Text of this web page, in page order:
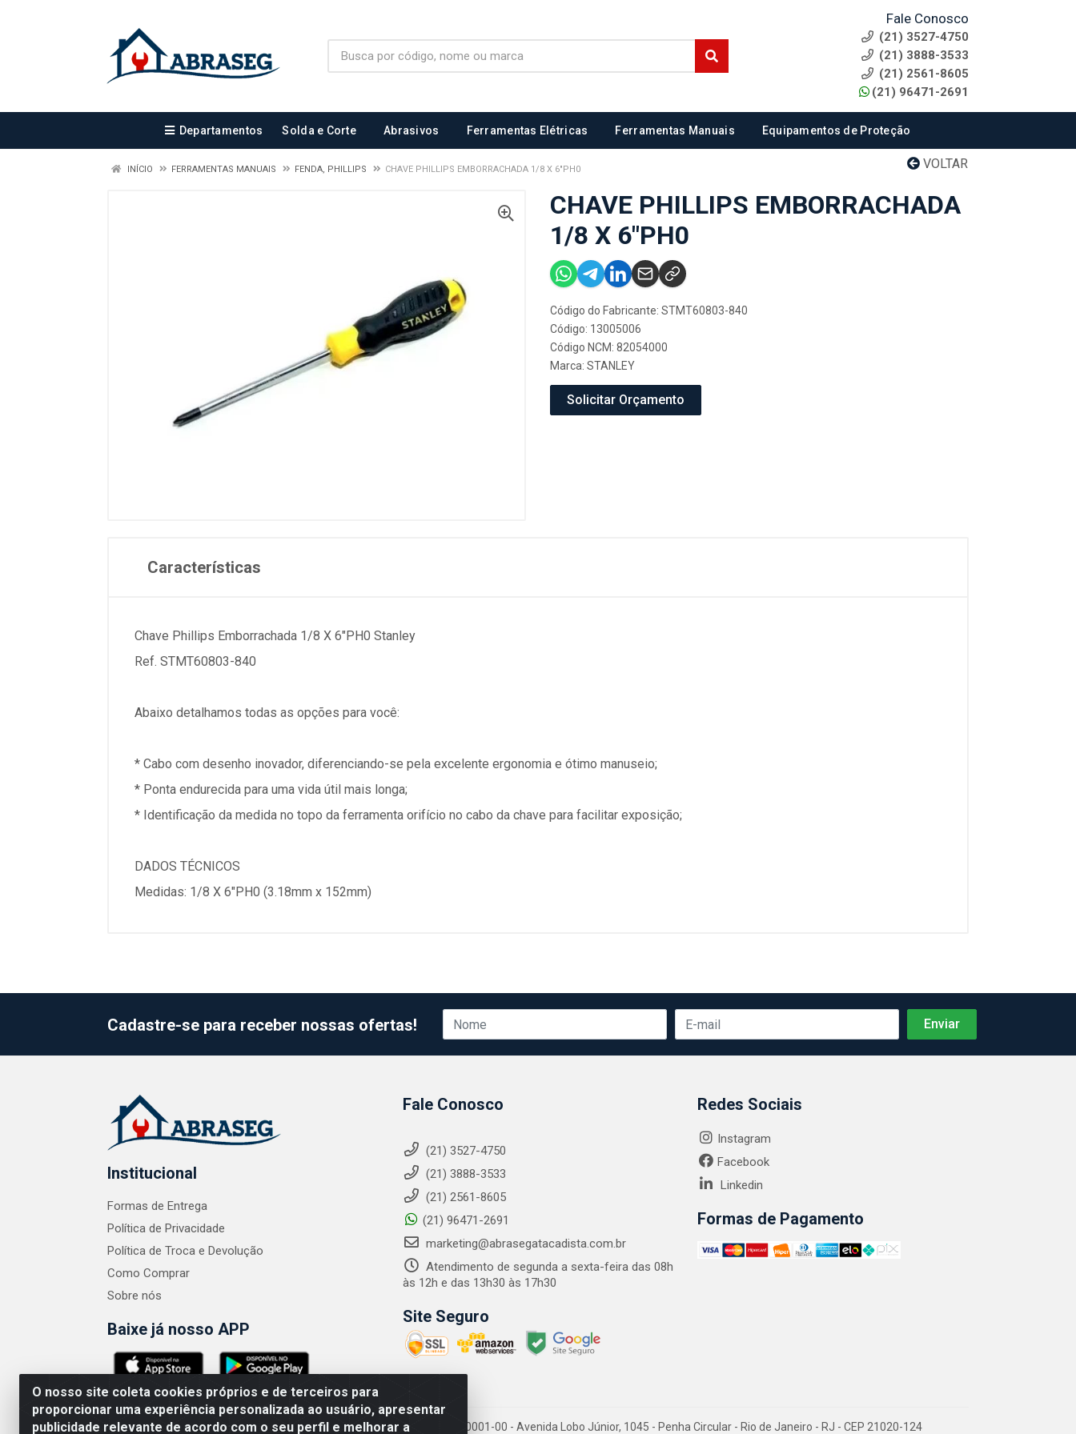
Fale Conosco
(21) 3527-4750
(21) 3888-3533
(21) 2561-8605
(21) 96471-2691
Departamentos Solda e Corte Abrasivos Ferramentas Elétricas Ferramentas Manuais Equipamentos de Proteção
VOLTAR
INÍCIO FERRAMENTAS MANUAIS FENDA, PHILLIPS CHAVE PHILLIPS EMBORRACHADA 1/8 X 6"PH0
CHAVE PHILLIPS EMBORRACHADA
1/8 X 6"PH0
Código do Fabricante: STMT60803-840
Código: 13005006
Código NCM: 82054000
Marca: STANLEY
Solicitar Orçamento
Características
Chave Phillips Emborrachada 1/8 X 6"PH0 Stanley
Ref. STMT60803-840
Abaixo detalhamos todas as opções para você:
* Cabo com desenho inovador, diferenciando-se pela excelente ergonomia e ótimo manuseio;
* Ponta endurecida para uma vida útil mais longa;
* Identificação da medida no topo da ferramenta orifício no cabo da chave para facilitar exposição;
DADOS TÉCNICOS
Medidas: 1/8 X 6"PH0 (3.18mm x 152mm)
O nosso site coleta cookies próprios e de terceiros para
proporcionar uma experiência personalizada ao usuário, apresentar
publicidade relevante de acordo com o seu perfil e melhorar a
Cadastre-se para receber nossas ofertas!
Institucional
Formas de Entrega
Política de Privacidade
Política de Troca e Devolução
Como Comprar
Sobre nós
Baixe já nosso APP
Fale Conosco
(21) 3527-4750
(21) 3888-3533
(21) 2561-8605
(21) 96471-2691
marketing@abrasegatacadista.com.br
Atendimento de segunda a sexta-feira das 08h
às 12h e das 13h30 às 17h30
Site Seguro
Redes Sociais
Instagram
Facebook
Linkedin
Formas de Pagamento
ABRASEG COMÉRCIO ATACADISTA LTDA - CNPJ: 10.894.768/0001-00 - Avenida Lobo Júnior, 1045 - Penha Circular - Rio de Janeiro - RJ - CEP 21020-124